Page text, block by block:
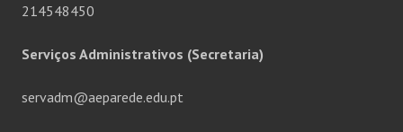
214548450
Serviços Administrativos (Secretaria)
servadm@aeparede.edu.pt